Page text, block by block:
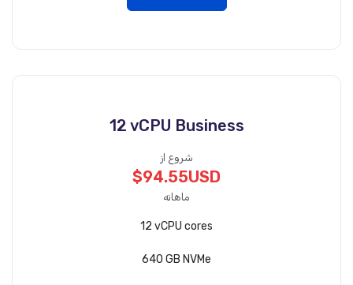
12 vCPU Business
شروع از
$94.55USD
ماهانه
12 vCPU cores
640 GB NVMe